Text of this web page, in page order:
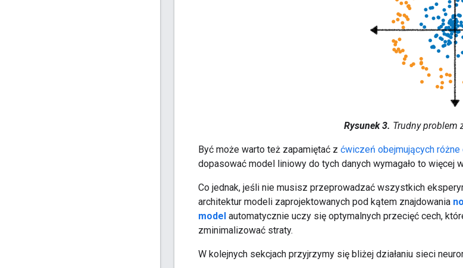
Rysunek 3. Trudny problem
Być może warto też zapamiętać z ćwiczeń obejmujących różne
dopasować model liniowy do tych danych wymagało to więcej
Co jednak, jeśli nie musisz przeprowadzać wszystkich
architektur modeli zaprojektowanych pod kątem znajdowania
model automatycznie uczy się optymalnych przecięć cech,
zminimalizować straty.
W kolejnych sekcjach przyjrzymy się bliżej działaniu sieci